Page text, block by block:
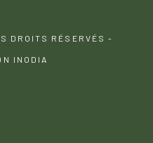
DROITS RÉSERVÉS -
INODIA